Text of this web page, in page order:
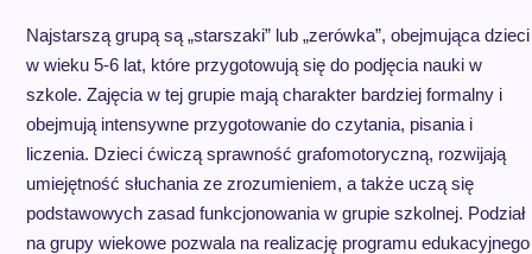
Najstarszą grupą są „starszaki” lub „zerówka”, obejmująca dzieci
w wieku 5-6 lat, które przygotowują się do podjęcia nauki w
szkole. Zajęcia w tej grupie mają charakter bardziej formalny i
obejmują intensywne przygotowanie do czytania, pisania i
liczenia. Dzieci ćwiczą sprawność grafomotoryczną, rozwijają
umiejętność słuchania ze zrozumieniem, a także uczą się
podstawowych zasad funkcjonowania w grupie szkolnej. Podział
na grupy wiekowe pozwala na realizację programu edukacyjnego